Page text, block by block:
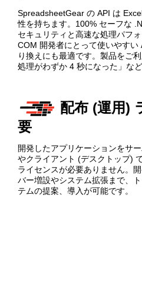
SpreadsheetGear の API は
性を持ちます。100% セーフな
セキュリティと高速な処理パフ
COM 開発者にとって使いやす
り換えにも最適です。製品をご
処理がわずか 4 秒になった」な
配布 (運用)
要
開発したアプリケーションをサ
やクライアント (デスクトップ)
ライセンスが必要ありません。
バー増設やシステム拡張まで、
テムの提案、導入が可能です。